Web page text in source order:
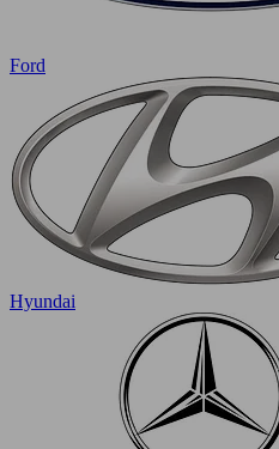
Ford
Hyundai